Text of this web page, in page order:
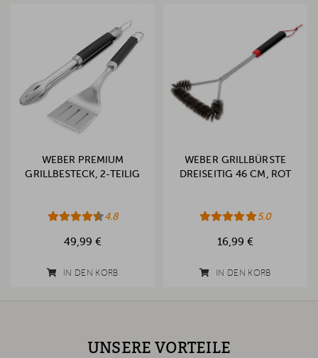
WEBER PREMIUM
GRILLBESTECK, 2-TEILIG
4.8
49,99 €
IN DEN KORB
WEBER GRILLBÜRSTE
DREISEITIG 46 CM, ROT
5.0
16,99 €
IN DEN KORB
UNSERE VORTEILE